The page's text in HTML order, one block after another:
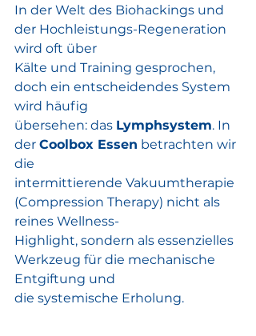
In der Welt des Biohackings und
der Hochleistungs-Regeneration
wird oft über
Kälte und Training gesprochen,
doch ein entscheidendes System
wird häufig
übersehen: das Lymphsystem. In
der Coolbox Essen betrachten wir
die
intermittierende Vakuumtherapie
(Compression Therapy) nicht als
reines Wellness-
Highlight, sondern als essenzielles
Werkzeug für die mechanische
Entgiftung und
die systemische Erholung.